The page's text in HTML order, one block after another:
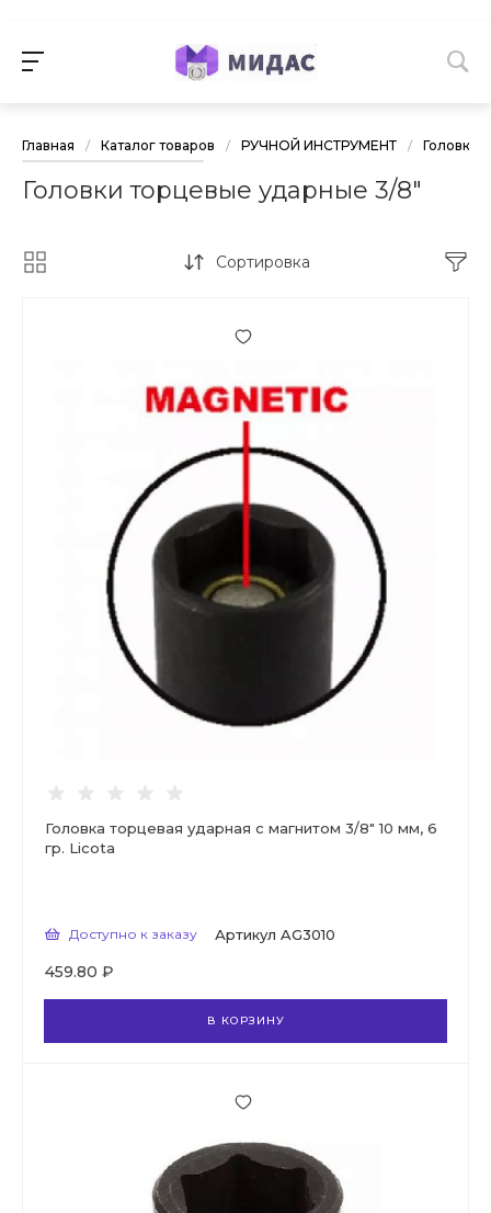
Главная / Каталог товаров / РУЧНОЙ ИНСТРУМЕНТ / Головки
Головки торцевые ударные 3/8"
Сортировка
Головка торцевая ударная с магнитом 3/8" 10 мм, 6
гр. Licota
Доступно к заказу Артикул AG3010
459.80 ₽
В КОРЗИНУ